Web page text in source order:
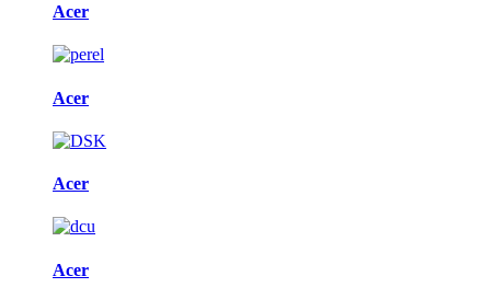
Acer
Acer
Acer
Acer